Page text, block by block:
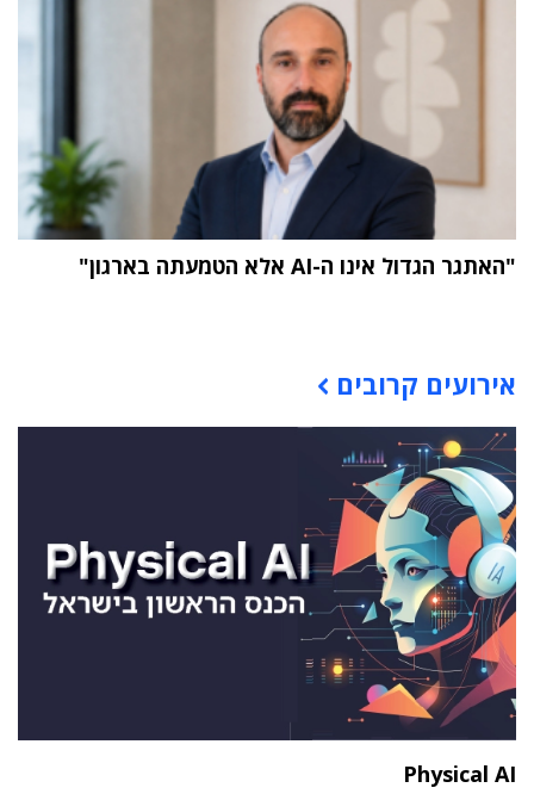
"האתגר הגדול אינו ה-AI אלא הטמעתה בארגון"
אירועים קרובים
Physical AI